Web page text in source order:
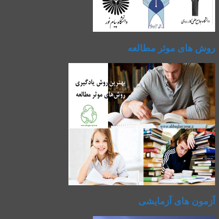
روش های موثر مطالعه
آزمون های آزمایشی